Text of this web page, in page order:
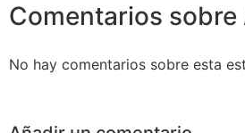
Comentarios sobre
No hay comentarios sobre esta